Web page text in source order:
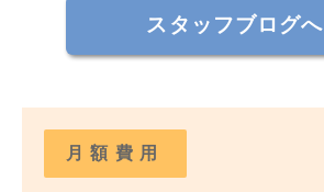
スタッフブログへ
月額費用